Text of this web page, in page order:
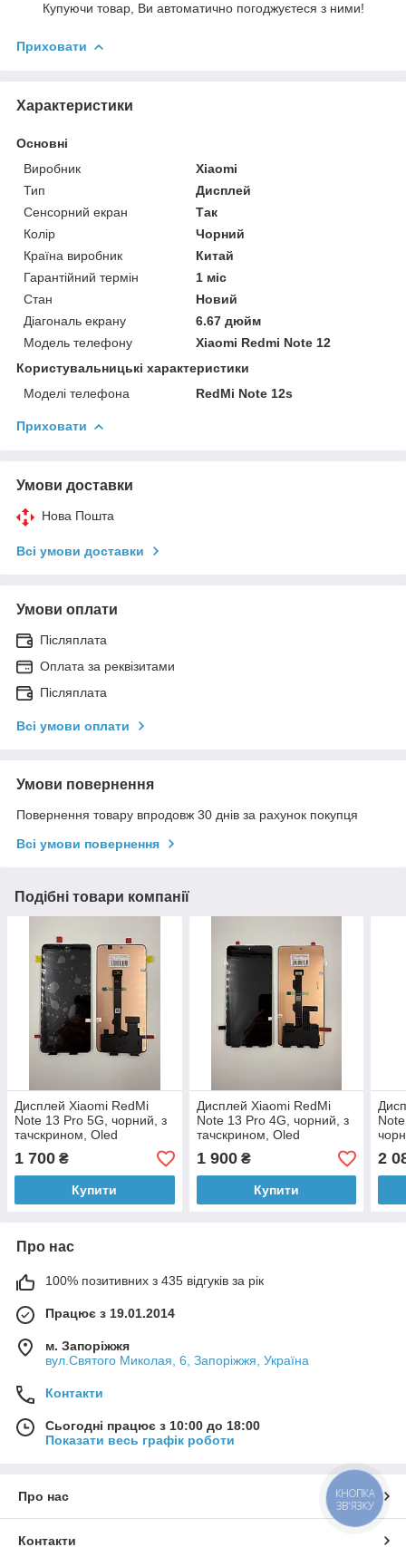
Купуючи товар, Ви автоматично погоджуєтеся з ними!
Приховати
Характеристики
Основні
Виробник
Xiaomi
Тип
Дисплей
Сенсорний екран
Так
Колір
Чорний
Країна виробник
Китай
Гарантійний термін
1 міс
Стан
Новий
Діагональ екрану
6.67 дюйм
Модель телефону
Xiaomi Redmi Note 12
Користувальницькі характеристики
Моделі телефона
RedMi Note 12s
Приховати
Умови доставки
Нова Пошта
Всі умови доставки
Умови оплати
Післяплата
Оплата за реквізитами
Післяплата
Всі умови оплати
Умови повернення
Повернення товару впродовж 30 днів за рахунок покупця
Всі умови повернення
Подібні товари компанії
Дисплей Xiaomi RedMi
Note 13 Pro 5G, чорний, з
тачскрином, Oled
1 700 ₴
Купити
Дисплей Xiaomi RedMi
Note 13 Pro 4G, чорний, з
тачскрином, Oled
1 900₴
Купити
Oled
2
Про нас
100% позитивних з 435 відгуків за рік
Працює з 19.01.2014
м. Запоріжжя
вул.Святого Миколая, 6, Запоріжжя, Україна
Контакти
Сьогодні працює з 10:00 до 18:00
Показати весь графік роботи
Про нас
Контакти
КНОПКА
ЗВ'ЯЗКУ